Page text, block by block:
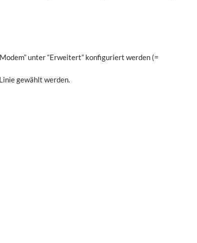
unter “Erweitert” konfiguriert werden (=
gewählt werden.